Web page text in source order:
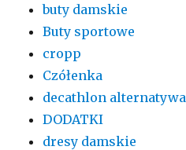
buty damskie
Buty sportowe
cropp
Czółenka
decathlon alternatywa
DODATKI
dresy damskie